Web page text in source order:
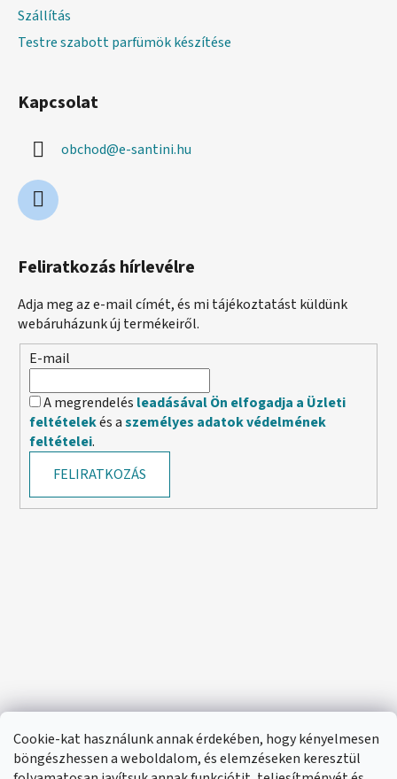
Cookie-kat használunk annak érdekében, hogy kényelmesen
böngészhessen a weboldalom, és elemzéseken keresztül
Szállítás
Testre szabott parfümök készítése
Kapcsolat
obchod@e-santini.hu
Feliratkozás hírlevélre
Adja meg az e-mail címét, és mi tájékoztatást küldünk
webáruházunk új termékeiről.
E-mail
A megrendelés leadásával Ön elfogadja a Üzleti
feltételekés aszemélyes adatok védelmének
feltételei.
FELIRATKOZÁS